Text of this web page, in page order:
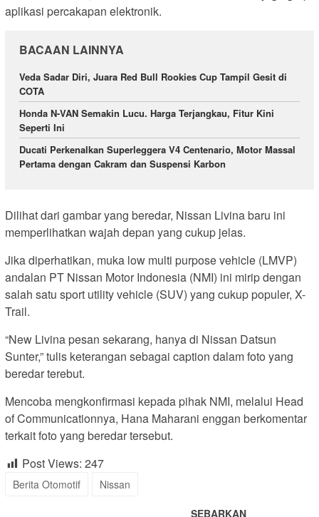
aplikasi percakapan elektronik.
BACAAN LAINNYA
Veda Sadar Diri, Juara Red Bull Rookies Cup Tampil Gesit di
COTA
Honda N-VAN Semakin Lucu. Harga Terjangkau, Fitur Kini
Seperti Ini
Ducati Perkenalkan Superleggera V4 Centenario, Motor Massal
Pertama dengan Cakram dan Suspensi Karbon
Dilihat dari gambar yang beredar, Nissan Livina baru ini
memperlihatkan wajah depan yang cukup jelas.
Jika diperhatikan, muka low multi purpose vehicle (LMVP)
andalan PT Nissan Motor Indonesia (NMI) ini mirip dengan
salah satu sport utility vehicle (SUV) yang cukup populer, X-
Trail.
“New Livina pesan sekarang, hanya di Nissan Datsun
Sunter,” tulis keterangan sebagai caption dalam foto yang
beredar terebut.
Mencoba mengkonfirmasi kepada pihak NMI, melalui Head
of Communicationnya, Hana Maharani enggan berkomentar
terkait foto yang beredar tersebut.
Post Views: 247
Berita Otomotif Nissan
SEBARKAN